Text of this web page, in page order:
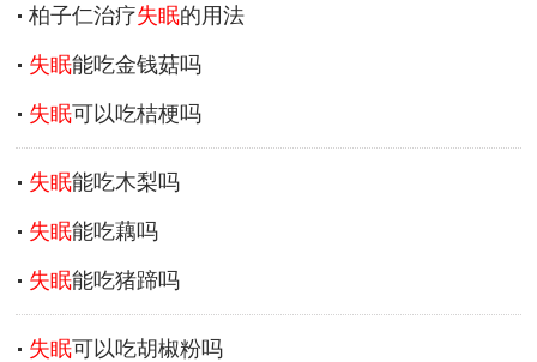
柏子仁治疗失眠的用法
失眠能吃金钱菇吗
失眠可以吃桔梗吗
失眠能吃木梨吗
失眠能吃藕吗
失眠能吃猪蹄吗
失眠可以吃胡椒粉吗